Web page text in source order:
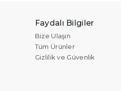
Faydalı Bilgiler
Bize Ulaşın
Tüm Ürünler
Gizlilik ve Güvenlik